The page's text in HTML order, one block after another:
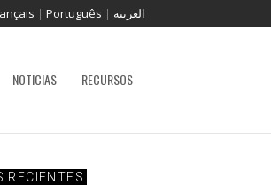
| Português | العربية
NOTICIAS RECURSOS
RECIENTES